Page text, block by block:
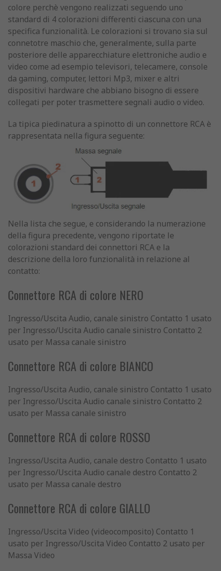
colore perchè vengono realizzati seguendo uno
standard di 4 colorazioni differenti ciascuna con una
specifica funzionalità. Le colorazioni si trovano sia sul
connetotre maschio che, generalmente, sulla parte
posteriore delle apparecchiature elettroniche audio e
video come ad esempio televisori, telecamere, console
da gaming, computer, lettori Mp3, mixer e altri
dispositivi hardware che abbiano bisogno di essere
collegati per poter trasmettere segnali audio o video.
La tipica piedinatura a spinotto di un connettore RCA è
rappresentata nella figura seguente:
Nella lista che segue, e considerando la numerazione
della figura precedente, vengono riportate le
colorazioni standard dei connettori RCA e la
descrizione della loro funzionalità in relazione al
contatto:
Connettore RCA di colore NERO
Ingresso/Uscita Audio, canale sinistro Contatto 1 usato
per Ingresso/Uscita Audio canale sinistro Contatto 2
usato per Massa canale sinistro
Connettore RCA di colore BIANCO
Ingresso/Uscita Audio, canale sinistro Contatto 1 usato
per Ingresso/Uscita Audio canale sinistro Contatto 2
usato per Massa canale sinistro
Connettore RCA di colore ROSSO
Ingresso/Uscita Audio, canale destro Contatto 1 usato
per Ingresso/Uscita Audio canale destro Contatto 2
usato per Massa canale destro
Connettore RCA di colore GIALLO
Ingresso/Uscita Video (videocomposito) Contatto 1
usato per Ingresso/Uscita Video Contatto 2 usato per
Massa Video